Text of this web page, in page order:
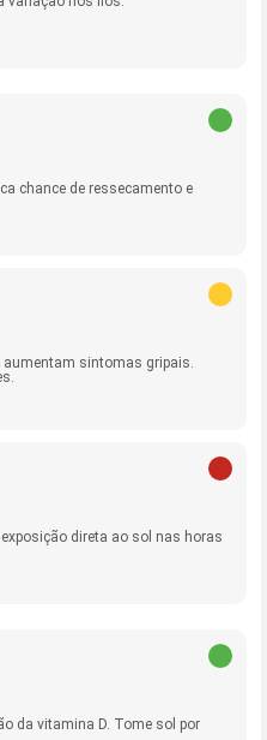
chance de ressecamento e
aumentam sintomas gripais.
direta ao sol nas horas
da vitamina D. Tome sol por